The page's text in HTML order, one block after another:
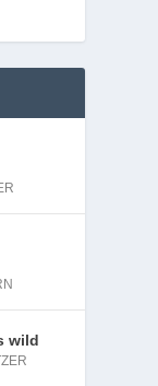
wild